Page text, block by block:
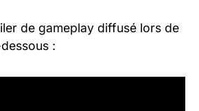
de gameplay diffusé lors de
: